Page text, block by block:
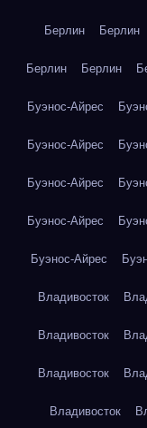
Берлин Берлин
Берлин Берлин
Буэнос-Айрес
Буэнос-Айрес
Буэнос-Айрес
Буэнос-Айрес
Буэнос-Айрес
Владивосток
Владивосток
Владивосток
Владивосток